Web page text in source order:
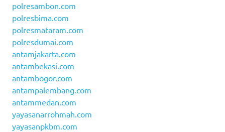
polresambon.com
polresbima.com
polresmataram.com
polresdumai.com
antamjakarta.com
antambekasi.com
antambogor.com
antampalembang.com
antammedan.com
yayasanarrohmah.com
yayasanpkbm.com